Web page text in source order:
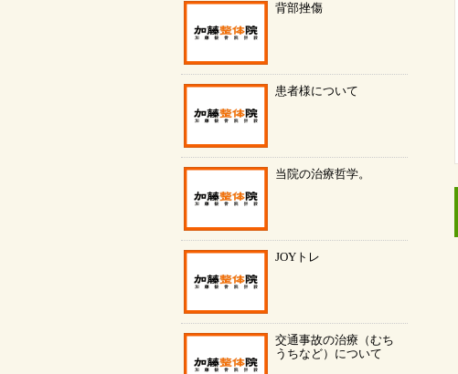
背部挫傷
患者様について
当院の治療哲学。
JOYトレ
交通事故の治療（むち
うちなど）について